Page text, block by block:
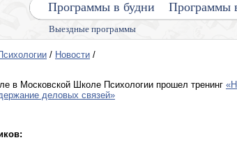
Выездные программы
Программы в будни Программы
/ Новости /
в Московской Школе Психологии прошел тренинг
деловых связей»